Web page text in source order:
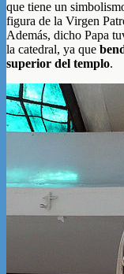
que tiene un
figura de la Virgen
Además, dicho Papa
la catedral, ya que
superior del templo.